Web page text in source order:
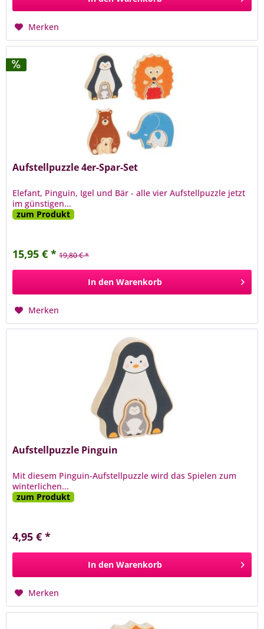
Merken
Aufstellpuzzle 4er-Spar-Set
Elefant, Pinguin, Igel und Bär - alle vier Aufstellpuzzle jetzt
im günstigen...
zum Produkt
15,95 € * 19,80 € *
In den Warenkorb
Merken
Aufstellpuzzle Pinguin
Mit diesem Pinguin-Aufstellpuzzle wird das Spielen zum
winterlichen...
zum Produkt
4,95 € *
In den Warenkorb
Merken